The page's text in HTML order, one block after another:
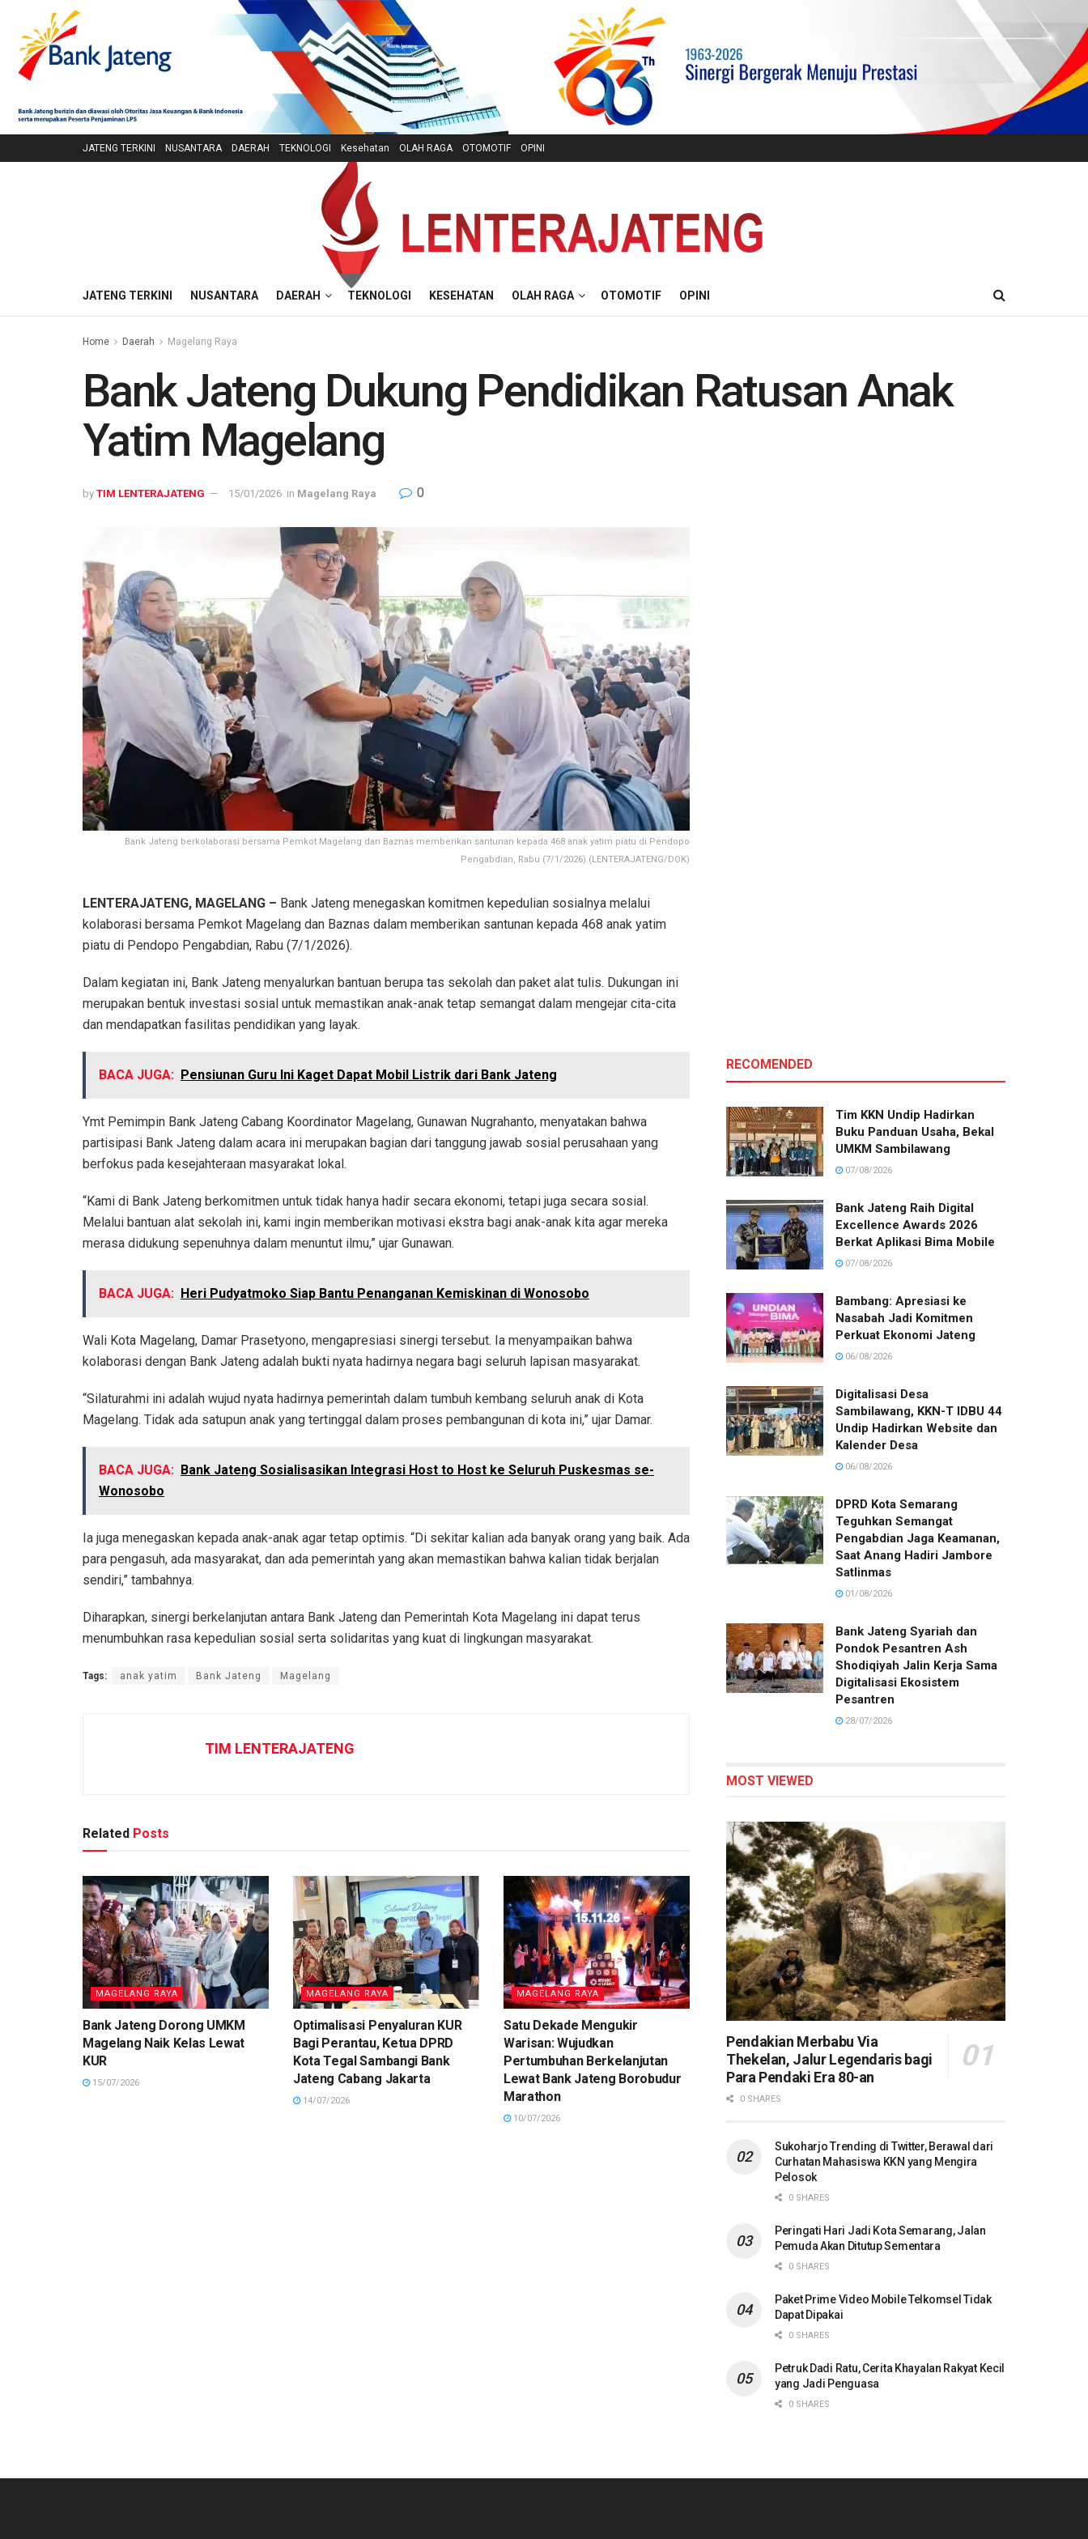
JATENG TERKINI NUSANTARA DAERAH TEKNOLOGI Kesehatan OLAH RAGA OTOMOTIF OPINI
JATENG TERKINI NUSANTARA DAERAH TEKNOLOGI KESEHATAN OLAH RAGA OTOMOTIF OPINI
Home Daerah Magelang Raya
Bank Jateng Dukung Pendidikan Ratusan Anak
Yatim Magelang
by TIM LENTERAJATENG 15/01/2026 in Magelang Raya 0
Bank Jateng berkolaborasi bersama Pemkot Magelang dan Baznas memberikan santunan kepada 468 anak yatim piatu di Pendopo
Pengabdian, Rabu (7/1/2026).(LENTERAJATENG/DOK)
LENTERAJATENG, MAGELANG – Bank Jateng menegaskan komitmen kepedulian sosialnya melalui
kolaborasi bersama Pemkot Magelang dan Baznas dalam memberikan santunan kepada 468 anak yatim
piatu di Pendopo Pengabdian, Rabu (7/1/2026).
Dalam kegiatan ini, Bank Jateng menyalurkan bantuan berupa tas sekolah dan paket alat tulis. Dukungan ini
merupakan bentuk investasi sosial untuk memastikan anak-anak tetap semangat dalam mengejar cita-cita
dan mendapatkan fasilitas pendidikan yang layak.
BACA JUGA: Pensiunan Guru Ini Kaget Dapat Mobil Listrik dari Bank Jateng
Ymt Pemimpin Bank Jateng Cabang Koordinator Magelang, Gunawan Nugrahanto, menyatakan bahwa
partisipasi Bank Jateng dalam acara ini merupakan bagian dari tanggung jawab sosial perusahaan yang
berfokus pada kesejahteraan masyarakat lokal.
“Kami di Bank Jateng berkomitmen untuk tidak hanya hadir secara ekonomi, tetapi juga secara sosial.
Melalui bantuan alat sekolah ini, kami ingin memberikan motivasi ekstra bagi anak-anak kita agar mereka
merasa didukung sepenuhnya dalam menuntut ilmu,” ujar Gunawan.
BACA JUGA: Heri Pudyatmoko Siap Bantu Penanganan Kemiskinan di Wonosobo
Wali Kota Magelang, Damar Prasetyono, mengapresiasi sinergi tersebut. Ia menyampaikan bahwa
kolaborasi dengan Bank Jateng adalah bukti nyata hadirnya negara bagi seluruh lapisan masyarakat.
“Silaturahmi ini adalah wujud nyata hadirnya pemerintah dalam tumbuh kembang seluruh anak di Kota
Magelang. Tidak ada satupun anak yang tertinggal dalam proses pembangunan di kota ini,” ujar Damar.
BACA JUGA: Bank Jateng Sosialisasikan Integrasi Host to Host ke Seluruh Puskesmas se-
Wonosobo
Ia juga menegaskan kepada anak-anak agar tetap optimis. “Di sekitar kalian ada banyak orang yang baik. Ada
para pengasuh, ada masyarakat, dan ada pemerintah yang akan memastikan bahwa kalian tidak berjalan
sendiri,” tambahnya.
Diharapkan, sinergi berkelanjutan antara Bank Jateng dan Pemerintah Kota Magelang ini dapat terus
menumbuhkan rasa kepedulian sosial serta solidaritas yang kuat di lingkungan masyarakat.
Tags: anak yatim Bank Jateng Magelang
TIM LENTERAJATENG
Related Posts
MAGELANG RAYA
Bank Jateng Dorong UMKM
Magelang Naik Kelas Lewat
KUR
15/07/2026
MAGELANG RAYA
Optimalisasi Penyaluran KUR
Bagi Perantau, Ketua DPRD
Kota Tegal Sambangi Bank
Jateng Cabang Jakarta
14/07/2026
MAGELANG RAYA
Satu Dekade Mengukir
Warisan: Wujudkan
Pertumbuhan Berkelanjutan
Lewat Bank Jateng Borobudur
Marathon
10/07/2026
RECOMENDED
Tim KKN Undip Hadirkan
Buku Panduan Usaha, Bekal
UMKM Sambilawang
07/08/2026
Bank Jateng Raih Digital
Excellence Awards 2026
Berkat Aplikasi Bima Mobile
07/08/2026
Bambang: Apresiasi ke
Nasabah Jadi Komitmen
Perkuat Ekonomi Jateng
06/08/2026
Digitalisasi Desa
Sambilawang, KKN-T IDBU 44
Undip Hadirkan Website dan
Kalender Desa
06/08/2026
DPRD Kota Semarang
Teguhkan Semangat
Pengabdian Jaga Keamanan,
Saat Anang Hadiri Jambore
Satlinmas
01/08/2026
Bank Jateng Syariah dan
Pondok Pesantren Ash
Shodiqiyah Jalin Kerja Sama
Digitalisasi Ekosistem
Pesantren
28/07/2026
MOST VIEWED
Pendakian Merbabu Via
Thekelan, Jalur Legendaris bagi
Para Pendaki Era 80-an
0 SHARES
Sukoharjo Trending di Twitter, Berawal dari
Curhatan Mahasiswa KKN yang Mengira
Pelosok
0 SHARES
Peringati Hari Jadi Kota Semarang, Jalan
Pemuda Akan Ditutup Sementara
0 SHARES
Paket Prime Video Mobile Telkomsel Tidak
Dapat Dipakai
0 SHARES
Petruk Dadi Ratu, Cerita Khayalan Rakyat Kecil
yang Jadi Penguasa
0 SHARES